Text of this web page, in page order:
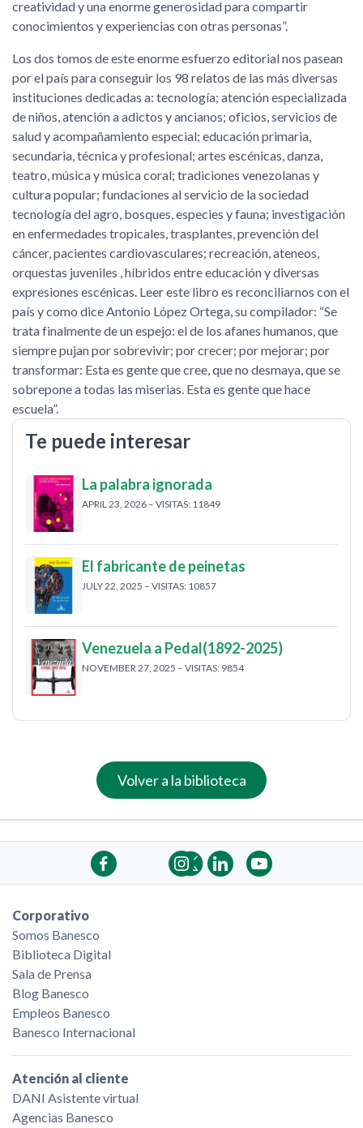
creatividad y una enorme generosidad para compartir
conocimientos y experiencias con otras personas .
Los dos tomos de este enorme esfuerzo editorial nos pasean
por el país para conseguir los 98 relatos de las más diversas
instituciones dedicadas a: tecnología; atención especializada
de niños, atención a adictos y ancianos; oficios, servicios de
salud y acompañamiento especial; educación primaria,
secundaria, técnica y profesional; artes escénicas, danza,
teatro, música y música coral; tradiciones venezolanas y
cultura popular; fundaciones al servicio de la sociedad
tecnología del agro, bosques, especies y fauna; investigación
en enfermedades tropicales, trasplantes, prevención del
cáncer, pacientes cardiovasculares; recreación, ateneos,
orquestas juveniles , híbridos entre educación y diversas
expresiones escénicas. Leer este libro es reconciliarnos con el
país y como dice Antonio López Ortega, su compilador: Se
trata finalmente de un espejo: el de los afanes humanos, que
siempre pujan por sobrevivir; por crecer; por mejorar; por
transformar: Esta es gente que cree, que no desmaya, que se
sobrepone a todas las miserias. Esta es gente que hace
escuela .
Te puede interesar
La palabra ignorada
APRIL 23, 2026 – VISITAS: 11849
El fabricante de peinetas
JULY 22, 2025 – VISITAS: 10857
Venezuela a Pedal(1892-2025)
NOVEMBER 27, 2025 – VISITAS: 9854
Volver a la biblioteca
Corporativo
Somos Banesco
Biblioteca Digital
Sala de Prensa
Blog Banesco
Empleos Banesco
Banesco Internacional
Atención al cliente
DANI Asistente virtual
Agencias Banesco